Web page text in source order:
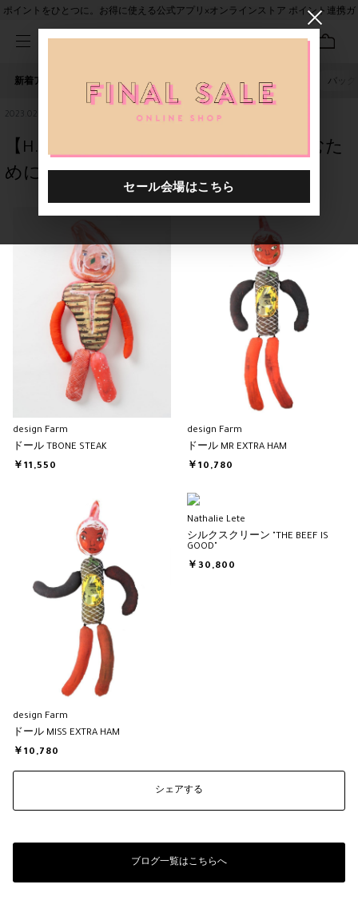
ポイントをひとつに。お得に使える公式アプリ×オンラインストア ポイント連携ガ
新着アイテム 人気ワード セール 40th限定 バッグ
2023.02.04
【H.P.DECO】お肉（２９）の日を楽しむた
めに
design Farm
ドール TBONE STEAK
￥11,550
design Farm
ドール MR EXTRA HAM
￥10,780
design Farm
ドール MISS EXTRA HAM
￥10,780
Nathalie Lete
シルクスクリーン "THE BEEF IS
GOOD"
￥30,800
シェアする
ブログ一覧はこちらへ